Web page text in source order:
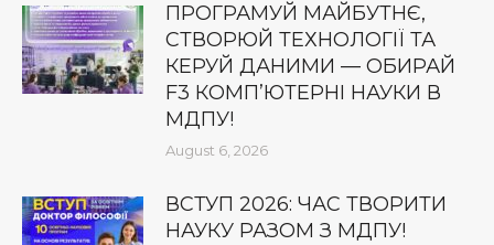
ПРОГРАМУЙ МАЙБУТНЄ,
СТВОРЮЙ ТЕХНОЛОГІЇ ТА
КЕРУЙ ДАНИМИ — ОБИРАЙ
F3 КОМП’ЮТЕРНІ НАУКИ В
МДПУ!
August 6, 2026
ВСТУП 2026: ЧАС ТВОРИТИ
НАУКУ РАЗОМ З МДПУ!